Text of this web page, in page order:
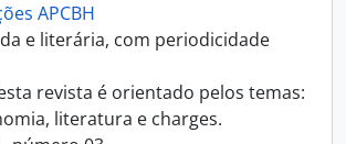
APCBH
e literária, com periodicidade
revista é orientado pelos temas:
literatura e charges.